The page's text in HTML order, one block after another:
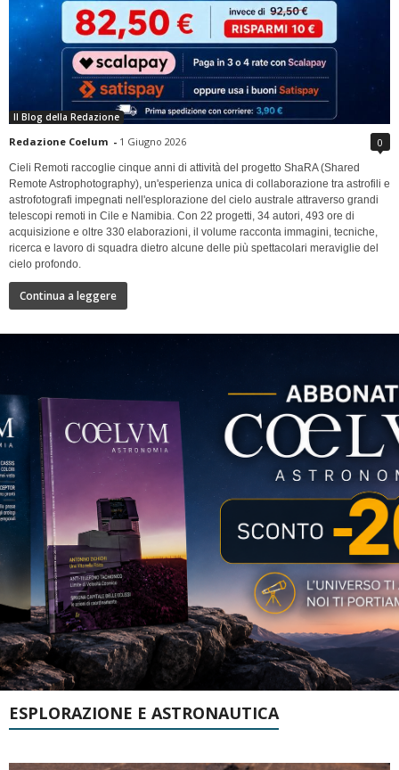
Il Blog della Redazione
Redazione Coelum - 1 Giugno 2026 0
Cieli Remoti raccoglie cinque anni di attività del progetto ShaRA (Shared
Remote Astrophotography), un'esperienza unica di collaborazione tra astrofili e
astrofotografi impegnati nell'esplorazione del cielo australe attraverso grandi
telescopi remoti in Cile e Namibia. Con 22 progetti, 34 autori, 493 ore di
acquisizione e oltre 330 elaborazioni, il volume racconta immagini, tecniche,
ricerca e lavoro di squadra dietro alcune delle più spettacolari meraviglie del
cielo profondo.
Continua a leggere
ESPLORAZIONE E ASTRONAUTICA